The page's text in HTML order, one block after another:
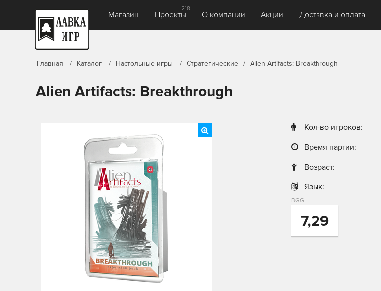
Магазин Проекты
218
О компании Акции Доставка и оплата
Главная Каталог Настольные игры Стратегические Alien Artifacts: Breakthrough
Alien Artifacts: Breakthrough
Кол-во игроков:
Время партии:
Возраст:
Язык:
BGG
7,29